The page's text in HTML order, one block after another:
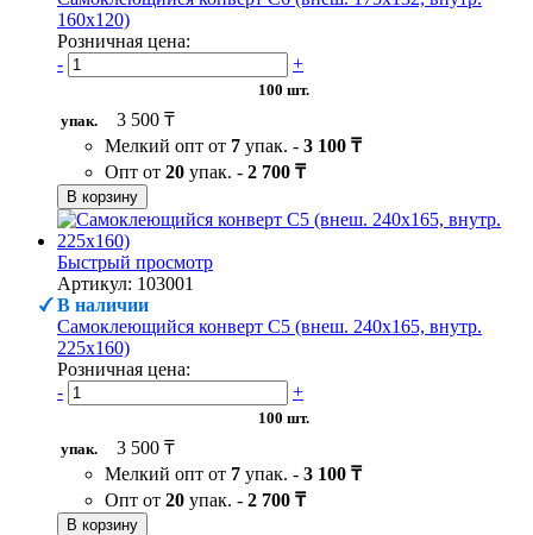
160х120)
Розничная цена:
-
+
100 шт.
упак.
3 500 ₸
Мелкий опт от 7 упак. - 3 100 ₸
Опт от 20 упак. - 2 700 ₸
В корзину
Быстрый просмотр
Артикул: 103001
В наличии
Самоклеющийся конверт С5 (внеш. 240х165, внутр.
225х160)
Розничная цена:
-
+
100 шт.
упак.
3 500 ₸
Мелкий опт от 7 упак. - 3 100 ₸
Опт от 20 упак. - 2 700 ₸
В корзину